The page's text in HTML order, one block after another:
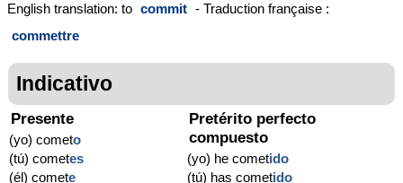
English translation: to commit - Traduction française :
commettre
Indicativo
Presente
(yo) cometo
(tú) cometes
(él) comete
Pretérito perfecto
compuesto
(yo) he cometido
(tú) has cometido